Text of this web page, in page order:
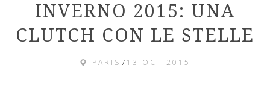
INVERNO 2015: UNA
CLUTCH CON LE STELLE
PARIS / 13 OCT 2015